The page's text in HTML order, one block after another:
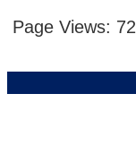
Page Views: 72